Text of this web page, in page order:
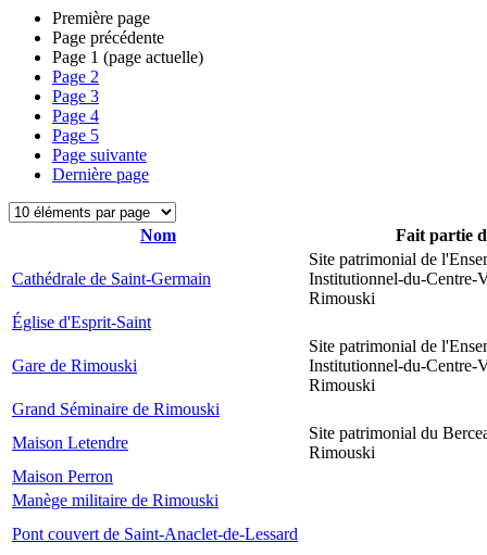
Première page
Page précédente
Page 1 (page actuelle)
Page 2
Page 3
Page 4
Page 5
Page suivante
Dernière page
Nom Fait partie
Cathédrale de Saint-Germain
Site patrimonial de
Institutionnel-du-Centre-
Rimouski
Église d'Esprit-Saint
Gare de Rimouski
Site patrimonial de
Institutionnel-du-Centre-
Rimouski
Grand Séminaire de Rimouski
Maison Letendre
Site patrimonial du
Rimouski
Maison Perron
Manège militaire de Rimouski
Pont couvert de Saint-Anaclet-de-Lessard